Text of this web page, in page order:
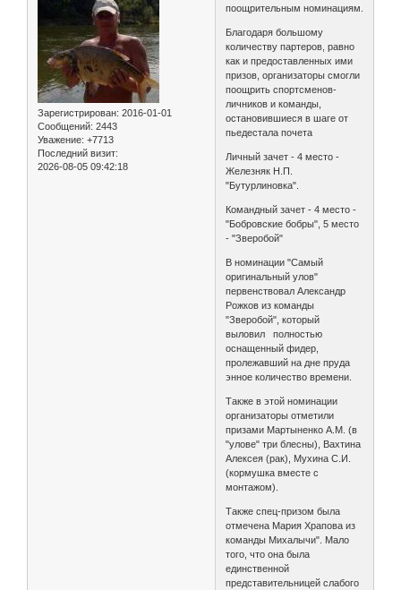
Зарегистрирован: 2016-01-01
Сообщений: 2443
Уважение: +7713
Последний визит:
2026-08-05 09:42:18
поощрительным номинациям.
Благодаря большому
количеству партеров, равно
как и предоставленных ими
призов, организаторы смогли
поощрить спортсменов-
личников и команды,
остановившиеся в шаге от
пьедестала почета
Личный зачет - 4 место -
Железняк Н.П.
"Бутурлиновка".
Командный зачет - 4 место -
"Бобровские бобры", 5 место
- "Зверобой"
В номинации "Самый
оригинальный улов"
первенствовал Александр
Рожков из команды
"Зверобой", который
выловил полностью
оснащенный фидер,
пролежавший на дне пруда
энное количество времени.
Также в этой номинации
организаторы отметили
призами Мартыненко А.М. (в
"улове" три блесны), Вахтина
Алексея (рак), Мухина С.И.
(кормушка вместе с
монтажом).
Также спец-призом была
отмечена Мария Храпова из
команды Михалычи". Мало
того, что она была
единственной
представительницей слабого